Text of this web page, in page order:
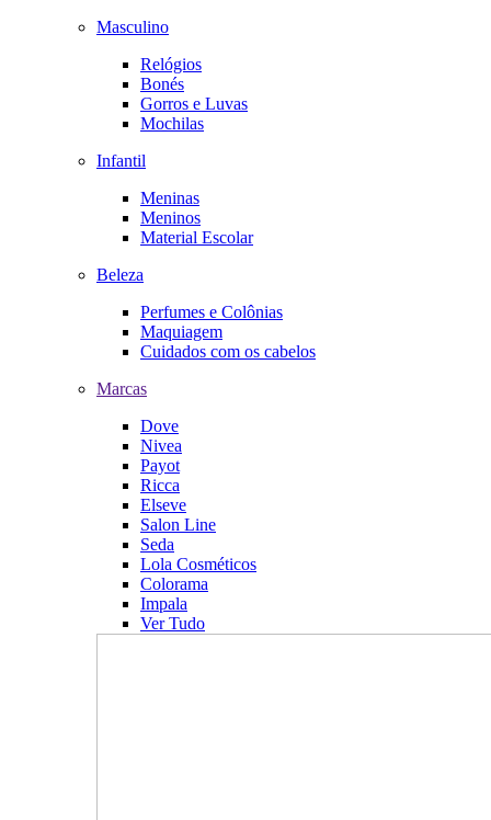
Masculino
Relógios
Bonés
Gorros e Luvas
Mochilas
Infantil
Meninas
Meninos
Material Escolar
Beleza
Perfumes e Colônias
Maquiagem
Cuidados com os cabelos
Marcas
Dove
Nivea
Payot
Ricca
Elseve
Salon Line
Seda
Lola Cosméticos
Colorama
Impala
Ver Tudo